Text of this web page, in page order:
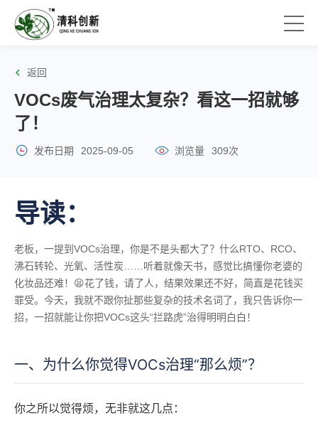
返回
VOCs废气治理太复杂？看这一招就够
了！
发布日期 2025-09-05 浏览量 309次
导读：
老板，一提到VOCs治理，你是不是头都大了？什么RTO、RCO、
沸石转轮、光氧、活性炭……听着就像天书，感觉比搞懂你老婆的
化妆品还难！😫花了钱，请了人，结果效果还不好，简直是花钱买
罪受。今天，我就不跟你扯那些复杂的技术名词了，我只告诉你一
招，一招就能让你把VOCs这头“拦路虎”治得明明白白！
一、为什么你觉得VOCs治理“那么烦”？
你之所以觉得烦，无非就这几点：